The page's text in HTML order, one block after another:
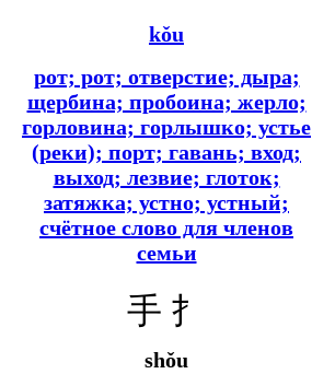
kǒu
рот; рот; отверстие; дыра;
щербина; пробоина; жерло;
горловина; горлышко; устье
(реки); порт; гавань; вход;
выход; лезвие; глоток;
затяжка; устно; устный;
счётное слово для членов
семьи
手 扌
shǒu